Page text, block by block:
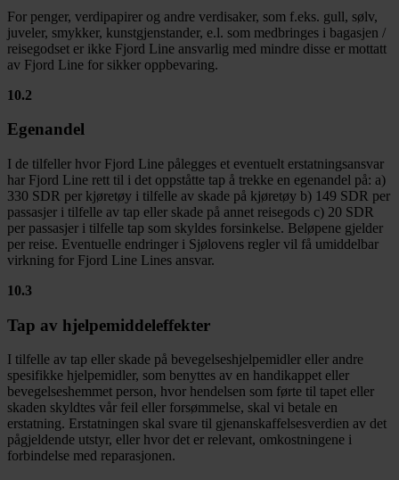
For penger, verdipapirer og andre verdisaker, som f.eks. gull, sølv,
juveler, smykker, kunstgjenstander, e.l. som medbringes i bagasjen /
reisegodset er ikke Fjord Line ansvarlig med mindre disse er mottatt
av Fjord Line for sikker oppbevaring.
10.2
Egenandel
I de tilfeller hvor Fjord Line pålegges et eventuelt erstatningsansvar
har Fjord Line rett til i det oppståtte tap å trekke en egenandel på: a)
330 SDR per kjøretøy i tilfelle av skade på kjøretøy b) 149 SDR per
passasjer i tilfelle av tap eller skade på annet reisegods c) 20 SDR
per passasjer i tilfelle tap som skyldes forsinkelse. Beløpene gjelder
per reise. Eventuelle endringer i Sjølovens regler vil få umiddelbar
virkning for Fjord Line Lines ansvar.
10.3
Tap av hjelpemiddeleffekter
I tilfelle av tap eller skade på bevegelseshjelpemidler eller andre
spesifikke hjelpemidler, som benyttes av en handikappet eller
bevegelseshemmet person, hvor hendelsen som førte til tapet eller
skaden skyldtes vår feil eller forsømmelse, skal vi betale en
erstatning. Erstatningen skal svare til gjenanskaffelsesverdien av det
pågjeldende utstyr, eller hvor det er relevant, omkostningene i
forbindelse med reparasjonen.